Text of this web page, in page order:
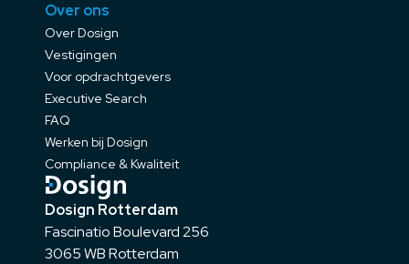
Over ons
Over Dosign
Vestigingen
Voor opdrachtgevers
Executive Search
FAQ
Werken bij Dosign
Compliance & Kwaliteit
Dosign Rotterdam
Fascinatio Boulevard 256
3065 WB Rotterdam